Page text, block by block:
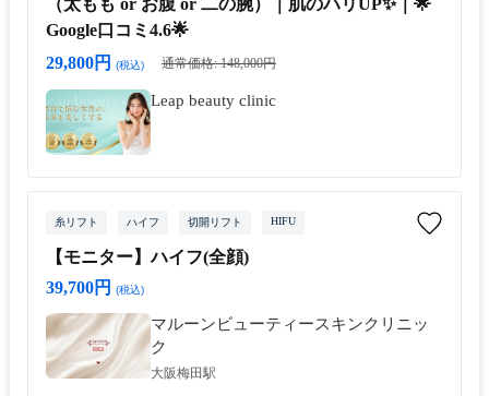
（太もも or お腹 or 二の腕）｜肌のハリUP✨｜🌟
Google口コミ4.6🌟
29,800円
(税込) 通常価格: 148,000円
Leap beauty clinic
糸リフト ハイフ 切開リフト HIFU
【モニター】ハイフ(全顔)
39,700円
(税込)
マルーンビューティースキンクリニッ
ク
大阪梅田駅